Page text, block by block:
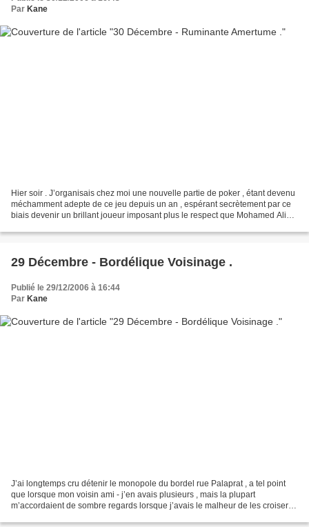
Par Kane
Hier soir . J’organisais chez moi une nouvelle partie de poker , étant devenu
méchamment adepte de ce jeu depuis un an , espérant secrètement par ce
biais devenir un brillant joueur imposant plus le respect que Mohamed Ali
29 Décembre - Bordélique Voisinage .
Publié le 29/12/2006 à 16:44
Par Kane
J’ai longtemps cru détenir le monopole du bordel rue Palaprat , a tel point
que lorsque mon voisin ami - j’en avais plusieurs , mais la plupart
m’accordaient de sombre regards lorsque j’avais le malheur de les croiser